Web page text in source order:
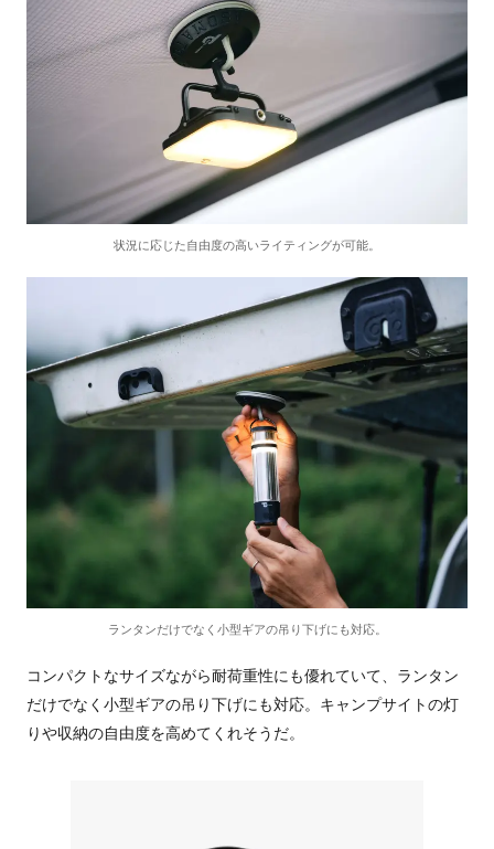
状況に応じた自由度の高いライティングが可能。
ランタンだけでなく小型ギアの吊り下げにも対応。
コンパクトなサイズながら耐荷重性にも優れていて、ランタン
だけでなく小型ギアの吊り下げにも対応。キャンプサイトの灯
りや収納の自由度を高めてくれそうだ。